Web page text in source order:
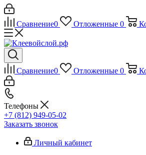
Сравнение0 Отложенные 0
Сравнение0 Отложенные 0
Телефоны
+7 (812) 949-05-02
Заказать звонок
Личный кабинет